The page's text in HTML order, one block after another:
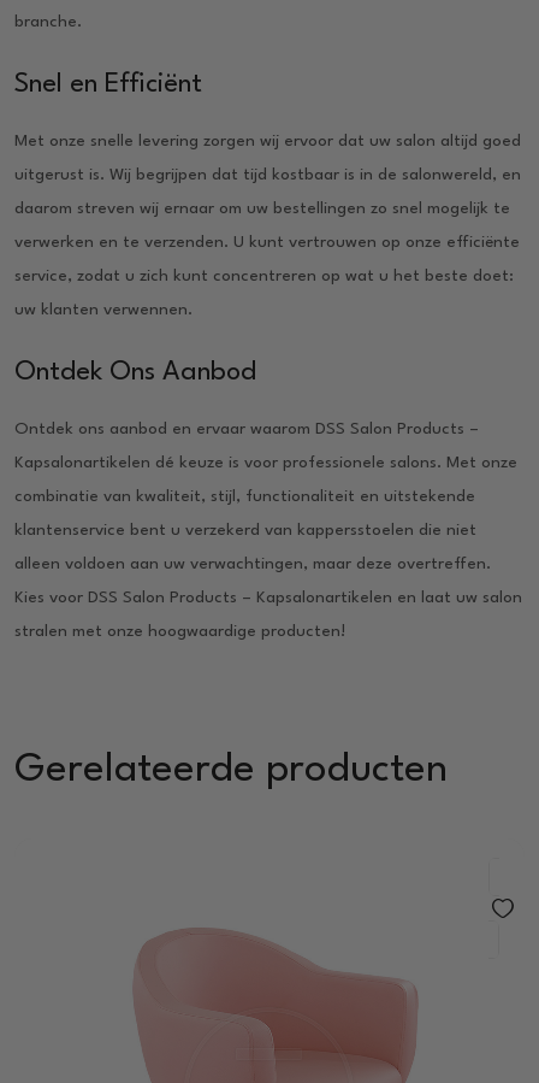
branche.
Snel en Efficiënt
Met onze snelle levering zorgen wij ervoor dat uw salon altijd goed
uitgerust is. Wij begrijpen dat tijd kostbaar is in de salonwereld, en
daarom streven wij ernaar om uw bestellingen zo snel mogelijk te
verwerken en te verzenden. U kunt vertrouwen op onze efficiënte
service, zodat u zich kunt concentreren op wat u het beste doet:
uw klanten verwennen.
Ontdek Ons Aanbod
Ontdek ons aanbod en ervaar waarom DSS Salon Products –
Kapsalonartikelen dé keuze is voor professionele salons. Met onze
combinatie van kwaliteit, stijl, functionaliteit en uitstekende
klantenservice bent u verzekerd van kappersstoelen die niet
alleen voldoen aan uw verwachtingen, maar deze overtreffen.
Kies voor DSS Salon Products – Kapsalonartikelen en laat uw salon
stralen met onze hoogwaardige producten!
Gerelateerde producten